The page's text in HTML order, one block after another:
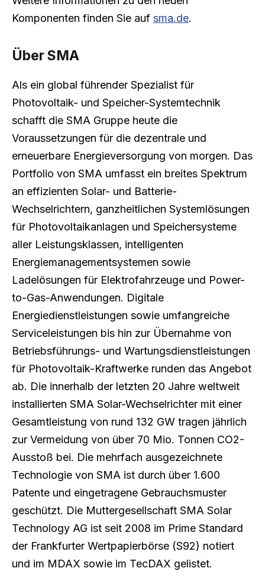
Komponenten finden Sie auf sma.de.
Über SMA
Als ein global führender Spezialist für
Photovoltaik- und Speicher-Systemtechnik
schafft die SMA Gruppe heute die
Voraussetzungen für die dezentrale und
erneuerbare Energieversorgung von morgen. Das
Portfolio von SMA umfasst ein breites Spektrum
an effizienten Solar- und Batterie-
Wechselrichtern, ganzheitlichen Systemlösungen
für Photovoltaikanlagen und Speichersysteme
aller Leistungsklassen, intelligenten
Energiemanagementsystemen sowie
Ladelösungen für Elektrofahrzeuge und Power-
to-Gas-Anwendungen. Digitale
Energiedienstleistungen sowie umfangreiche
Serviceleistungen bis hin zur Übernahme von
Betriebsführungs- und Wartungsdienstleistungen
für Photovoltaik-Kraftwerke runden das Angebot
ab. Die innerhalb der letzten 20 Jahre weltweit
installierten SMA Solar-Wechselrichter mit einer
Gesamtleistung von rund 132 GW tragen jährlich
zur Vermeidung von über 70 Mio. Tonnen CO2-
Ausstoß bei. Die mehrfach ausgezeichnete
Technologie von SMA ist durch über 1.600
Patente und eingetragene Gebrauchsmuster
geschützt. Die Muttergesellschaft SMA Solar
Technology AG ist seit 2008 im Prime Standard
der Frankfurter Wertpapierbörse (S92) notiert
und im MDAX sowie im TecDAX gelistet.